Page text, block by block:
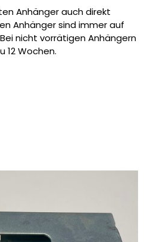
Anhänger auch direkt
Anhänger sind immer auf
nicht vorrätigen Anhängern
12 Wochen.